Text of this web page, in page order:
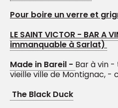
Pour boire un verre et
LE SAINT VICTOR - BAR A
immanquable à Sarlat)
Made in Bareil - Bar à vin
vieille ville de Montignac, -
The Black Duck